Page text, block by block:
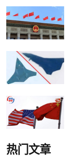
热门文章